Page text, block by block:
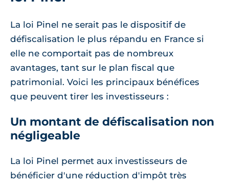
La loi Pinel ne serait pas le dispositif de
défiscalisation le plus répandu en France si
elle ne comportait pas de nombreux
avantages, tant sur le plan fiscal que
patrimonial. Voici les principaux bénéfices
que peuvent tirer les investisseurs :
Un montant de défiscalisation non
négligeable
La loi Pinel permet aux investisseurs de
bénéficier d'une réduction d'impôt très